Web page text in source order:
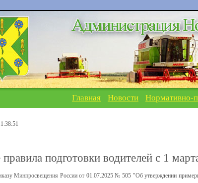
Главная Новости Нормативно-
подготовки водителей с 1
Минпросвещения России от 01.07.2025 № 505 "Об утверждении